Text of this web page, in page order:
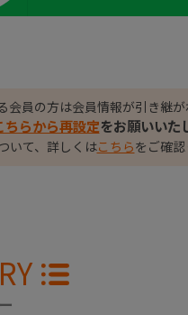
員の方は会員情報が引き継が
ちらから再設定をお願いいた
いて、詳しくはこちらをご確認